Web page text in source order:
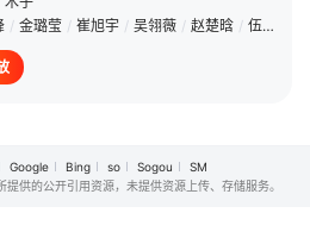
/ 金璐莹 / 崔旭宇 / 吴翎薇 / 赵楚晗 / 伍雅茜
Google Bing so Sogou
SM
供的公开引用资源，未提供资源上传、存储服务。